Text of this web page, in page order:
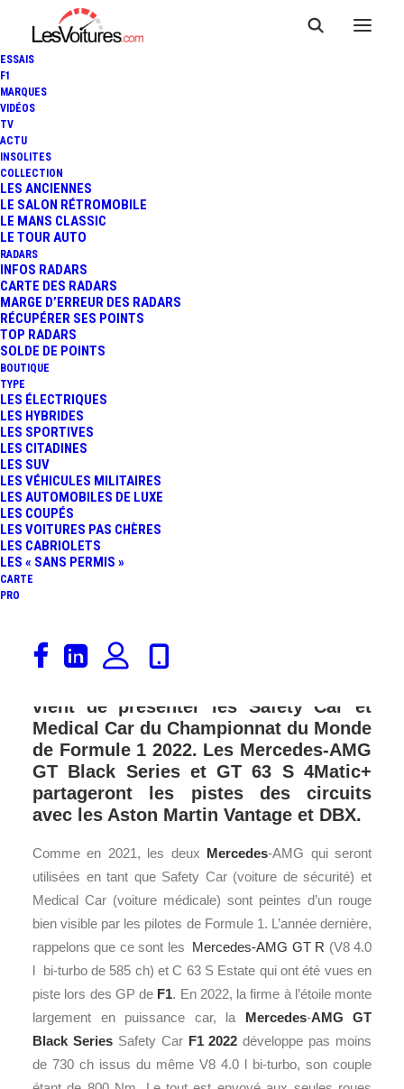
ESSAIS
F1
MARQUES
VIDÉOS
TV
ACTU
INSOLITES
COLLECTION
LES ANCIENNES
LE SALON RÉTROMOBILE
LE MANS CLASSIC
LE TOUR AUTO
RADARS
INFOS RADARS
CARTE DES RADARS
MARGE D’ERREUR DES RADARS
RÉCUPÉRER SES POINTS
TOP RADARS
SOLDE DE POINTS
BOUTIQUE
TYPE
LES ÉLECTRIQUES
LES HYBRIDES
LES SPORTIVES
LES CITADINES
LES SUV
LES VÉHICULES MILITAIRES
LES AUTOMOBILES DE LUXE
LES COUPÉS
LES VOITURES PAS CHÈRES
LES CABRIOLETS
LES « SANS PERMIS »
CARTE
PRO
F1 : LA MERCEDES-AMG GT
BLACK SERIES EN SAFETY
2 Minutes
En marge des derniers essais d’avant-
saison qui se tiennent jusqu’à
vient de présenter les Safety Car et
Medical Car du Championnat du Monde
de Formule 1 2022. Les Mercedes-AMG
GT Black Series et GT 63 S 4Matic+
partageront les pistes des circuits
avec les Aston Martin Vantage et DBX.
Comme en 2021, les deux Mercedes-AMG qui seront
utilisées en tant que Safety Car (voiture de sécurité) et
Medical Car (voiture médicale) sont peintes d’un rouge
bien visible par les pilotes de Formule 1. L’année dernière,
rappelons que ce sont les Mercedes-AMG GT R (V8 4.0
l bi-turbo de 585 ch) et C 63 S Estate qui ont été vues en
piste lors des GP de F1. En 2022, la firme à l’étoile monte
largement en puissance car, la Mercedes-AMG GT
Black SeriesSafety Car F1 2022 développe pas moins
de 730 ch issus du même V8 4.0 l bi-turbo, son couple